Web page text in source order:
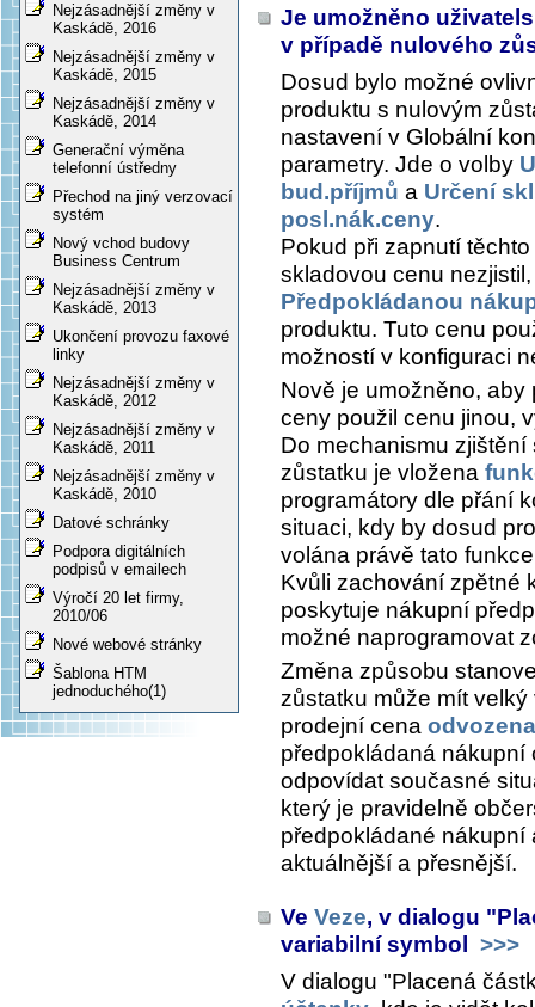
Nejzásadnější změny v
Kaskádě, 2016
Nejzásadnější změny v
Kaskádě, 2015
Nejzásadnější změny v
Kaskádě, 2014
Generační výměna
telefonní ústředny
Přechod na jiný verzovací
systém
Nový vchod budovy
Business Centrum
Nejzásadnější změny v
Kaskádě, 2013
Ukončení provozu faxové
linky
Nejzásadnější změny v
Kaskádě, 2012
Nejzásadnější změny v
Kaskádě, 2011
Nejzásadnější změny v
Kaskádě, 2010
Datové schránky
Podpora digitálních
podpisů v emailech
Výročí 20 let firmy,
2010/06
Nové webové stránky
Šablona HTM
jednoduchého(1)
Je umožněno
v případě nulového
Dosud bylo možné
produktu s nulovým
nastavení v Globální
parametry. Jde o volby
bud.příjmů a Určení
posl.nák.ceny.
Pokud při zapnutí
skladovou cenu
Předpokládanou
produktu. Tuto cenu
možností v konfiguraci
Nově je umožněno,
ceny použil cenu jinou,
Do mechanismu
zůstatku je vložena
programátory dle přání
situaci, kdy by dosud
volána právě tato
Kvůli zachování zpětné
poskytuje nákupní
možné naprogramovat
Změna způsobu
zůstatku může mít
prodejní cena
předpokládaná
odpovídat současné
který je pravidelně
předpokládané nákupní
aktuálnější a přesnější.
Ve Veze, v dialogu
variabilní symbol
>>>
V dialogu "Placená